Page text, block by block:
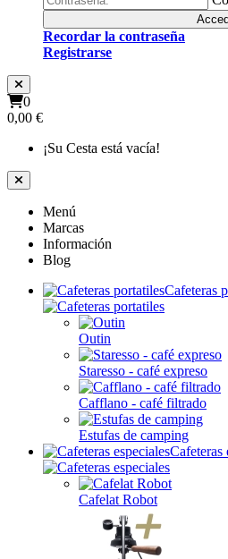
Recordar la contraseña
Registrarse
0
0,00 €
¡Su Cesta está vacía!
Menú
Marcas
Información
Blog
Cafeteras
Outin
Staresso - café expreso
Cafflano - café filtrado
Estufas de camping
Cafeteras
Cafelat Robot